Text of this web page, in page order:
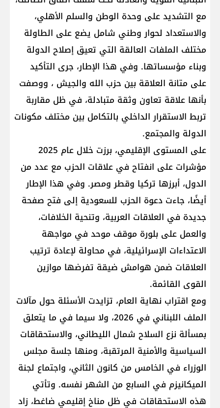
مع التشديد على وحدة الوطن والسلم الأهلي،
والاستعداد لحوار وطني شامل يضع على الطاولة
مختلف الملفات العالقة التي تعيق إصلاح الدولة
وبناء مؤسساتها. وفي هذا الإطار، جرى التأكيد
على متانة العلاقة بين حزب الله والجيش ، ووصفت
بأنها علاقة تعاون وثقة متبادلة، في ظل مقاربة
تربط الاستقرار الداخلي بالتكامل بين مختلف مكونات
الدولة والمجتمع.
على المستوى الإقليمي، برزت خلال عام 2025
مؤشرات على انفتاح في علاقات الحزب مع عدد من
الدول، أبرزها تركيا وقطر ومصر. وفي هذا الإطار
أيضًا، جاءت دعوة الحزب للسعودية إلى فتح صفحة
جديدة في العلاقات العربية، وتنحية الخلافات،
والعمل على بلورة موقف موحد في مواجهة
الاعتداءات الإسرائيلية، في محاولة لإعادة ترتيب
العلاقات ضمن هوامش ضيقة تفرضها موازين
القوى القائمة.
ومع اقتراب نهاية العام، تزايدت الأسئلة حول مآلات
الملف اللبناني في 2026، ولا سيما في ما يتعلق
بمسألة نزع السلاح شمال الليطاني، والاستحقاقات
السياسية والأمنية المرتقبة، ومنها جلسة مجلس
الوزراء في الخامس من كانون الثاني، واجتماع لجنة
الميكانيزم في السابع من الشهر نفسه. وتأتي
هذه الاستحقاقات في ظل مناخ إقليمي ضاغط، زاد